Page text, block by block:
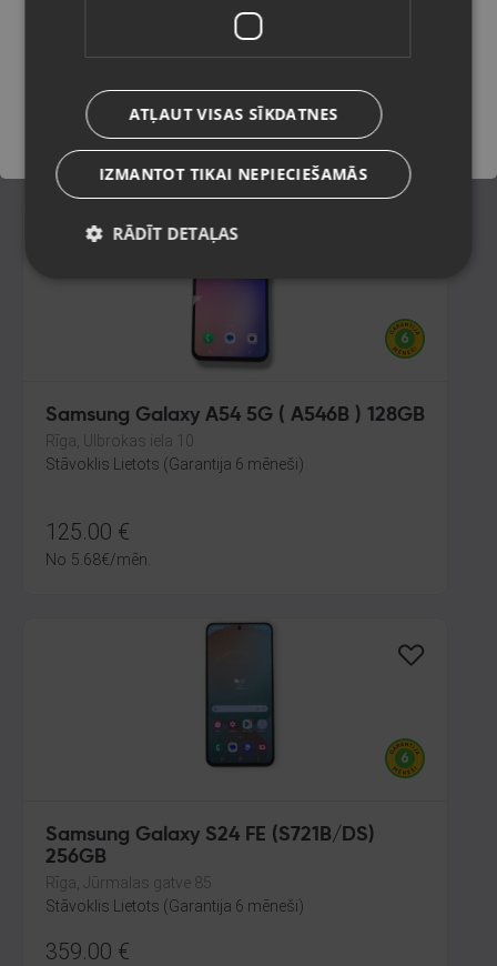
580.00 €
26.37€/mēn.
Samsung Galaxy A54 5G ( A546B ) 128GB
Rīga, Ulbrokas iela 10
Stāvoklis Lietots (Garantija 6 mēneši)
125.00 €
No 5.68€/mēn.
Samsung Galaxy S24 FE (S721B/DS)
256GB
Rīga, Jūrmalas gatve 85
Stāvoklis Lietots (Garantija 6 mēneši)
359.00 €
Saglabāt
ATĻAUT VISAS SĪKDATNES
IZMANTOT TIKAI NEPIECIEŠAMĀS
RĀDĪT DETAĻAS